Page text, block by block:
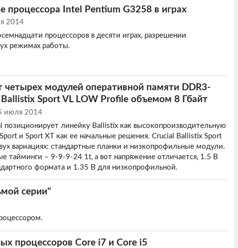
процессора Intel Pentium G3258 в играх
2014
процессоров в десяти играх, разрешении
режимах работы.
четырех модулей оперативной памяти DDR3-
Sport VL LOW Profile объемом 8 Гбайт
июля 2014
позиционирует линейку Ballistix как высокопроизводительную
и Sport XT как ее начальные решения. Crucial Ballistix Sport
вариациях: стандартные планки и низкопрофильные модули.
тайминги – 9-9-9-24 1t, а вот напряжение отличается, 1.5 В
формата и 1.35 В для низкопрофильной.
серии"
процессоров Core i7 и Core i5